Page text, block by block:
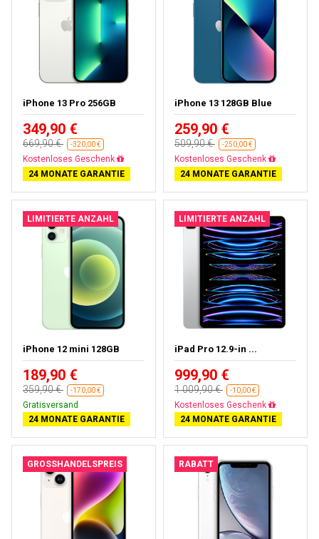
iPhone 13 Pro 256GB
349,90 €
669,90 € -320,00 €
Gratisversand
24 MONATE GARANTIE
iPhone 13 128GB Blue
259,90 €
509,90 € -250,00 €
Gratisversand
24 MONATE GARANTIE
LIMITIERTE ANZAHL
iPhone 12 mini 128GB
189,90 €
359,90 € -170,00 €
Gratisversand
24 MONATE GARANTIE
LIMITIERTE ANZAHL
iPad Pro 12.9-in ...
999,90 €
1 009,90 € -10,00 €
Fast ausverkauft
24 MONATE GARANTIE
GROSSHANDELSPREIS RABATT